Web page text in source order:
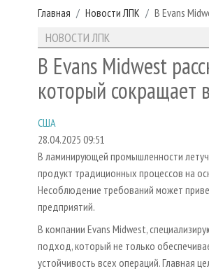
Главная Новости ЛПК В Evans
НОВОСТИ ЛПК
В Evans Midwest
который сокращает
США
28.04.2025 09:51
В ламинирующей промышленности
продукт традиционных процессов на
Несоблюдение требований может
предприятий.
В компании Evans Midwest,
подход, который не только
устойчивость всех операций. Главная